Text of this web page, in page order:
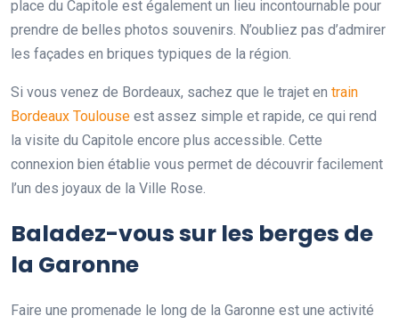
place du Capitole est également un lieu incontournable pour
prendre de belles photos souvenirs. N’oubliez pas d’admirer
les façades en briques typiques de la région.
Si vous venez de Bordeaux, sachez que le trajet en train
Bordeaux Toulouse est assez simple et rapide, ce qui rend
la visite du Capitole encore plus accessible. Cette
connexion bien établie vous permet de découvrir facilement
l’un des joyaux de la Ville Rose.
Baladez-vous sur les berges de
la Garonne
Faire une promenade le long de la Garonne est une activité